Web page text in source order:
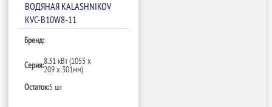
ВОДЯНАЯ KALASHNIKOV
KVС-B10W8-11
Бренд:
Серия:8.31 кВт (1055 х
209 х 301мм)
Остаток:5 шт